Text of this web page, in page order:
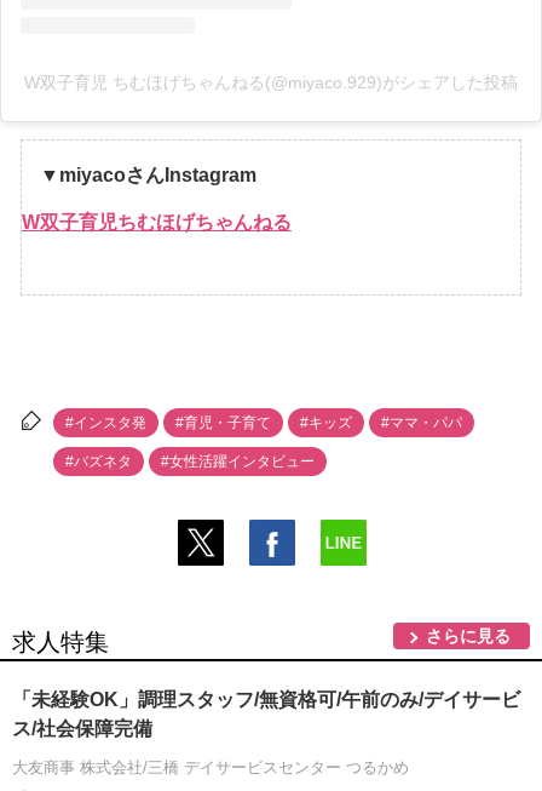
W双子育児 ちむほげちゃんねる(@miyaco.929)がシェアした投稿
▼miyacoさんInstagram
W双子育児ちむほげちゃんねる
#インスタ発 #育児・子育て #キッズ #ママ・パパ
#バズネタ #女性活躍インタビュー
求人特集 さらに見る
「未経験OK」調理スタッフ/無資格可/午前のみ/デイサービ
ス/社会保障完備
大友商事 株式会社/三橋 デイサービスセンター つるかめ